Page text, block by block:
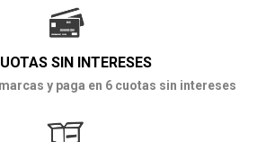
SIN INTERESES
y paga en 6 cuotas sin intereses